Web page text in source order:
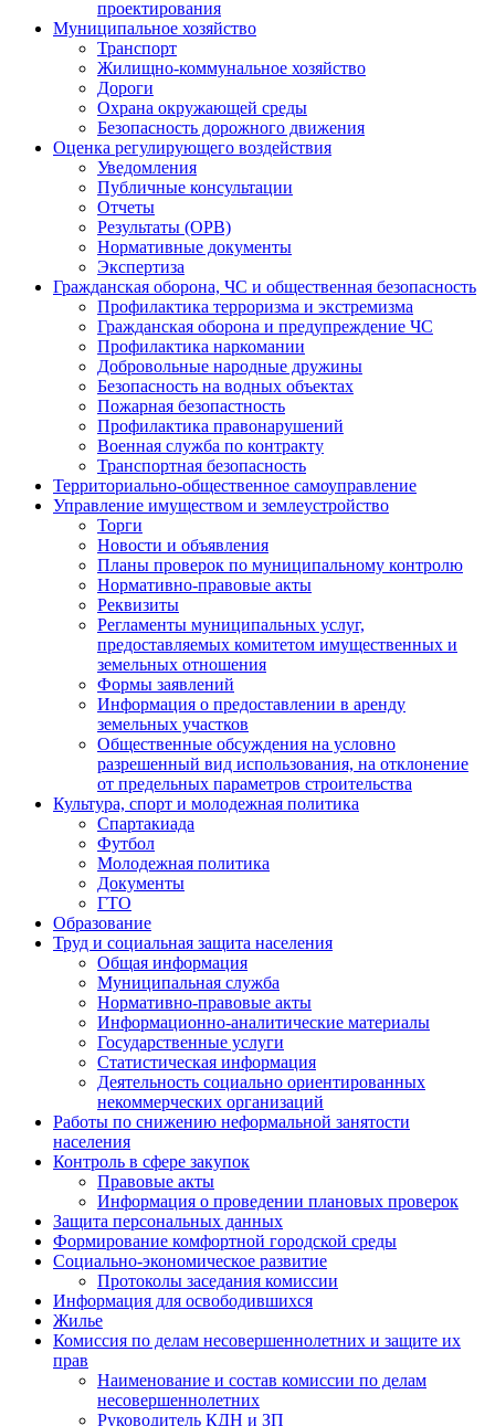
проектирования
Муниципальное хозяйство
Транспорт
Жилищно-коммунальное хозяйство
Дороги
Охрана окружающей среды
Безопасность дорожного движения
Оценка регулирующего воздействия
Уведомления
Публичные консультации
Отчеты
Результаты (ОРВ)
Нормативные документы
Экспертиза
Гражданская оборона, ЧС и общественная безопасность
Профилактика терроризма и экстремизма
Гражданская оборона и предупреждение ЧС
Профилактика наркомании
Добровольные народные дружины
Безопасность на водных объектах
Пожарная безопастность
Профилактика правонарушений
Военная служба по контракту
Транспортная безопасность
Территориально-общественное самоуправление
Управление имуществом и землеустройство
Торги
Новости и объявления
Планы проверок по муниципальному контролю
Нормативно-правовые акты
Реквизиты
Регламенты муниципальных услуг,
предоставляемых комитетом имущественных и
земельных отношения
Формы заявлений
Информация о предоставлении в аренду
земельных участков
Общественные обсуждения на условно
разрешенный вид использования, на отклонение
от предельных параметров строительства
Культура, спорт и молодежная политика
Спартакиада
Футбол
Молодежная политика
Документы
ГТО
Образование
Труд и социальная защита населения
Общая информация
Муниципальная служба
Нормативно-правовые акты
Информационно-аналитические материалы
Государственные услуги
Статистическая информация
Деятельность социально ориентированных
некоммерческих организаций
Работы по снижению неформальной занятости
населения
Контроль в сфере закупок
Правовые акты
Информация о проведении плановых проверок
Защита персональных данных
Формирование комфортной городской среды
Социально-экономическое развитие
Протоколы заседания комиссии
Информация для освободившихся
Жилье
Комиссия по делам несовершеннолетних и защите их
прав
Наименование и состав комиссии по делам
несовершеннолетних
Руководитель КДН и ЗП